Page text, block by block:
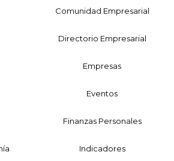
Comunidad Empresarial
Directorio Empresarial
Empresas
Eventos
Finanzas Personales
Indicadores